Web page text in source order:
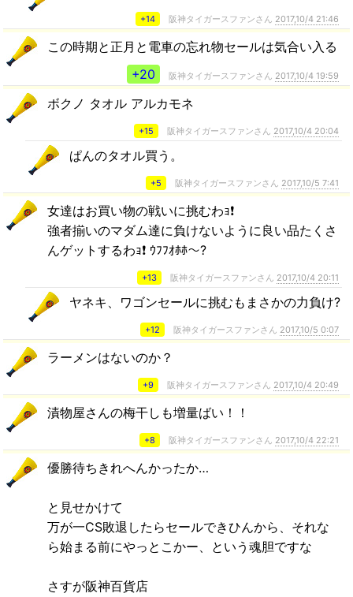
+14 阪神タイガースファンさん 2017,10/4 21:46
この時期と正月と電車の忘れ物セールは気合い入る
+20
阪神タイガースファンさん 2017,10/4 19:59
ボクノ タオル アルカモネ
+15 阪神タイガースファンさん 2017,10/4 20:04
ぱんのタオル買う。
+5 阪神タイガースファンさん 2017,10/5 7:41
女達はお買い物の戦いに挑むわｮ❗
強者揃いのマダム達に負けないように良い品たくさ
んゲットするわｮ❗ ｳﾌﾌｵﾎﾎ～?
+13 阪神タイガースファンさん 2017,10/4 20:11
ヤネキ、ワゴンセールに挑むもまさかの力負け?
+12 阪神タイガースファンさん 2017,10/5 0:07
ラーメンはないのか？
+9 阪神タイガースファンさん 2017,10/4 20:49
漬物屋さんの梅干しも増量ばい！！
+8 阪神タイガースファンさん 2017,10/4 22:21
優勝待ちきれへんかったか…
と見せかけて
万が一CS敗退したらセールできひんから、それな
ら始まる前にやっとこかー、という魂胆ですな
さすが阪神百貨店